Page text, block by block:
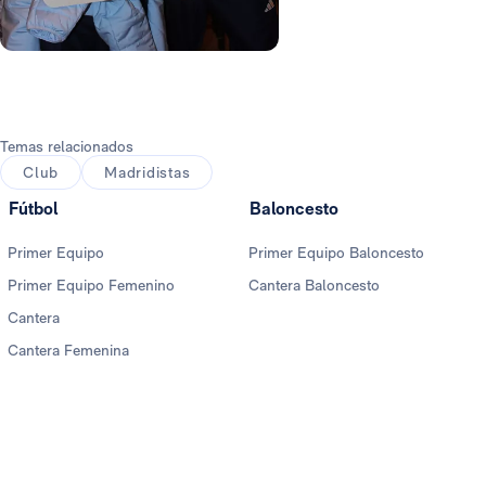
Temas relacionados
Club
Madridistas
Fútbol
Primer Equipo
Primer Equipo Femenino
Cantera
Cantera Femenina
Baloncesto
Primer Equipo Baloncesto
Cantera Baloncesto